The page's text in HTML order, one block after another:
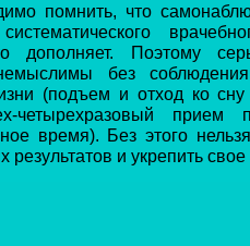
помнить, что
дополняет. Поэтому
без соблюдения
(подъем и отход ко
четырехразовый
время). Без этого
результатов и укрепить